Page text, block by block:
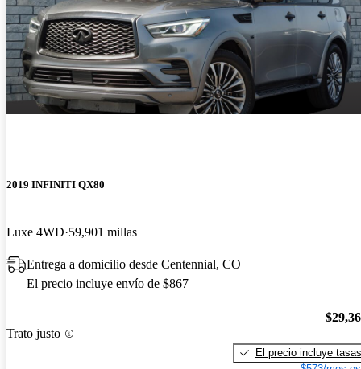
2019 INFINITI QX80
Luxe 4WD 59,901 millas
Entrega a domicilio desde Centennial, CO
El precio incluye envío de $867
Trato justo
El precio incluye tasas